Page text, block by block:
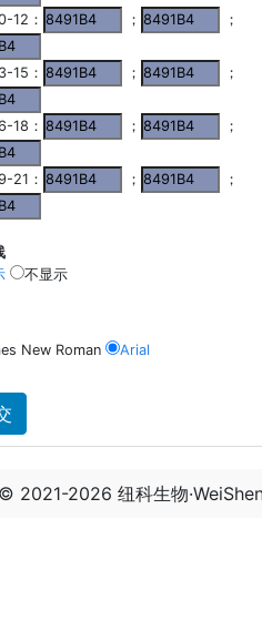
12： ； ；
15： ； ；
18： ； ；
21： ； ；
不显示
New Roman
Arial
© 2021-2026 纽科生物